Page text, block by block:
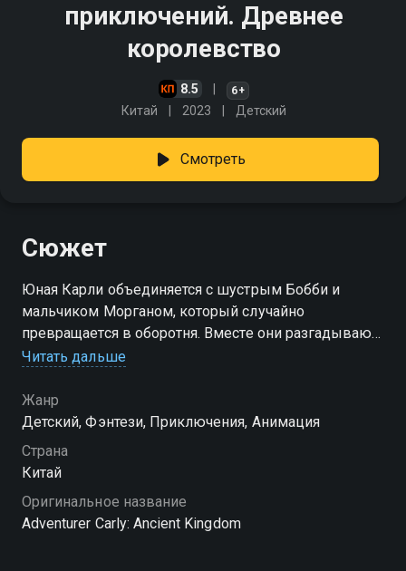
приключений. Древнее
королевство
8.5 6+
Китай 2023 Детский
Смотреть
Сюжет
Юная Карли объединяется с шустрым Бобби и
мальчиком Морганом, который случайно
превращается в оборотня. Вместе они разгадывают
головоломки и исследуют загадочное Королевство
Читать дальше
Жанр
Детский, Фэнтези, Приключения, Анимация
Страна
Китай
Оригинальное название
Adventurer Carly: Ancient Kingdom